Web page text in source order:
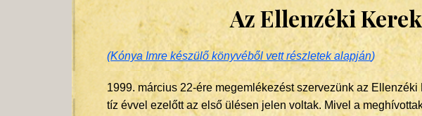
Az Ellenzéki
(Kónya Imre készülő könyvéből vett részletek alapján)
1999. március 22-ére megemlékezést szervezünk az
tíz évvel ezelőtt az első ülésen jelen voltak. Mivel a